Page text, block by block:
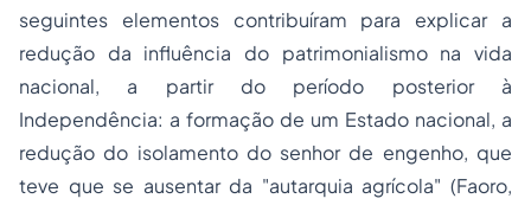
seguintes elementos contribuíram para explicar a
redução da influência do patrimonialismo na vida
nacional, a partir do período posterior à
Independência: a formação de um Estado nacional, a
redução do isolamento do senhor de engenho, que
teve que se ausentar da "autarquia agrícola" (Faoro,